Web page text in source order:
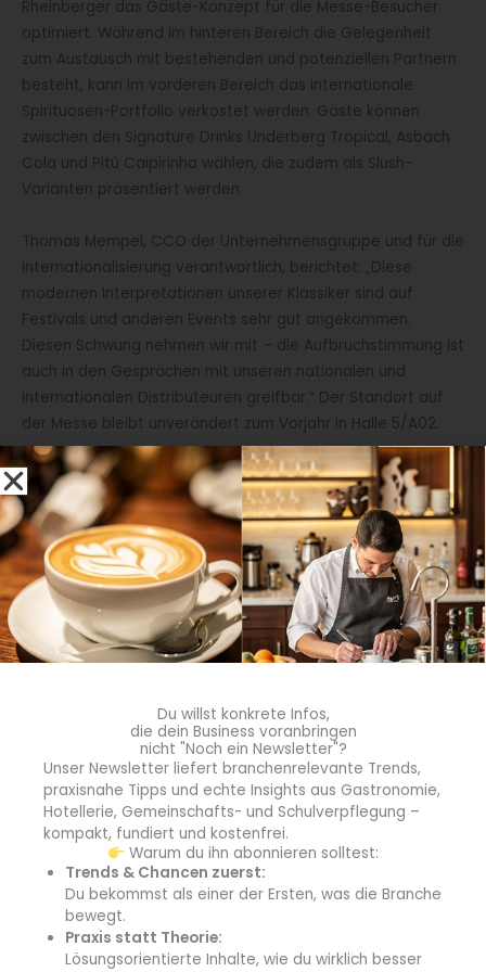
Rheinberger das Gäste-Konzept für die Messe-Besucher
optimiert. Während im hinteren Bereich die Gelegenheit
zum Austausch mit bestehenden und potenziellen Partnern
besteht, kann im vorderen Bereich das internationale
Spirituosen-Portfolio verkostet werden. Gäste können
zwischen den Signature Drinks Underberg Tropical, Asbach
Cola und Pitú Caipirinha wählen, die zudem als Slush-
Varianten präsentiert werden.
Thomas Mempel, CCO der Unternehmensgruppe und für die
Internationalisierung verantwortlich, berichtet: „Diese
modernen Interpretationen unserer Klassiker sind auf
Festivals und anderen Events sehr gut angekommen.
Diesen Schwung nehmen wir mit – die Aufbruchstimmung ist
auch in den Gesprächen mit unseren nationalen und
internationalen Distributeuren greifbar.“ Der Standort auf
der Messe bleibt unverändert zum Vorjahr in Halle 5/A02.
Wachstum in Afrika und touristischen Märkten
Unterberg identifiziert den afrikanischen Kontinent als Markt
mit erheblichem Potenzial. Vincent Hüpen, der für die
Unternehmensgruppe in diesen Märkten aktiv ist, sagt:
Ländern traditionell stark verankert ist, auch die
ausgeprägte Kaffee-Affinität bietet ideale
Voraussetzungen für innovative Produkte wie Underberg
Espresso Herbtini.“ Seit April 2025 arbeitet das
Unternehmen in Südafrika mit dem neuen
Distributionspartner Stellenbosch Mountain Spirits/Blue Sky
Spirits zusammen.
Ferner treibt das Unternehmen seit Februar 2026 in
Kooperation mit der Agentur Africon die strategische
Du willst konkrete Infos,
die dein Business voranbringen
nicht "Noch ein Newsletter"?
Unser Newsletter liefert branchenrelevante Trends,
praxisnahe Tipps und echte Insights aus Gastronomie,
Hotellerie, Gemeinschafts- und Schulverpflegung –
kompakt, fundiert und kostenfrei.
Warum du ihn abonnieren solltest:
Trends & Chancen zuerst:
Du bekommst als einer der Ersten, was die Branche
bewegt.
Praxis statt Theorie:
Lösungsorientierte Inhalte, wie du wirklich besser